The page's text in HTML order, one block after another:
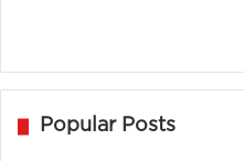
Popular Posts